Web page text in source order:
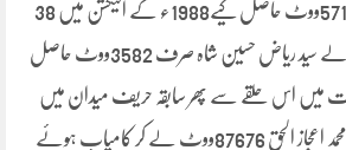
کے راجہ شاہد ظفر نے 57130ووٹ حاصل کیے1988ء کے الیکشن میں 38
ہزار سے زائد ووٹ لینے والے سید ریاض حسین شاہ صرف 3582ووٹ حاصل
انتخابات میں اس حلقے سے پھر سابقہ حریف میدان میں
اترے اور مسلم لیگ کے محمد اعجاز الحق 87676ووٹ لے کر کامیاب ہوئے